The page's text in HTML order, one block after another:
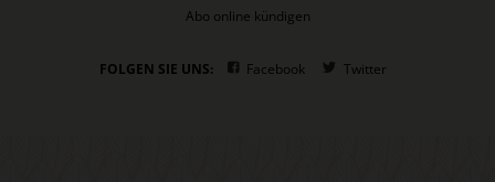
Abo online kündigen
FOLGEN SIE UNS: Facebook Twitter